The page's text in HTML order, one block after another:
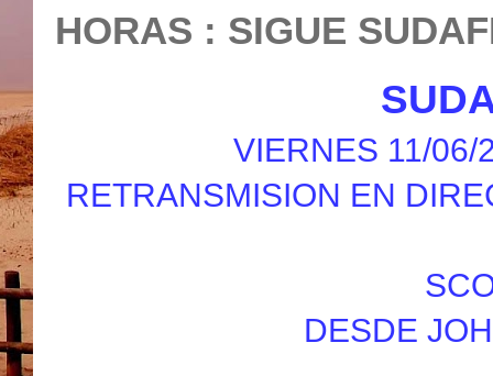
HORAS : SIGUE
VIERNES 11/06/
RETRANSMISION EN
DESDE